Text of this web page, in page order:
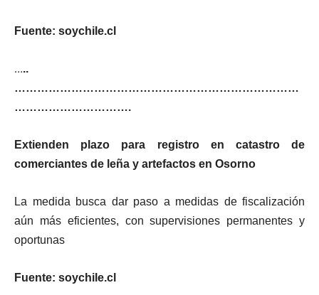
Fuente: soychile.cl
…..
…………………………………………………………………
………………………….
Extienden plazo para registro en catastro de
comerciantes de leña y artefactos en Osorno
La medida busca dar paso a medidas de fiscalización
aún más eficientes, con supervisiones permanentes y
oportunas
Fuente: soychile.cl